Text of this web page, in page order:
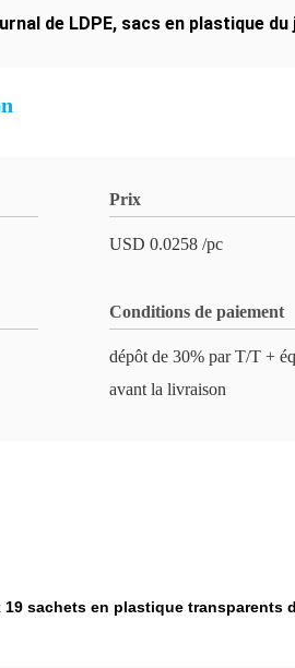
de LDPE, sacs en plastique du
Prix
USD 0.0258 /pc
Conditions de paiement
dépôt de 30% par T/T +
avant la livraison
sachets en plastique transparents